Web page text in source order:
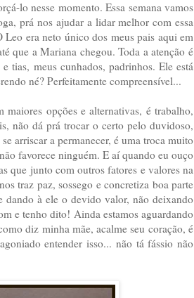
lo nesse momento. Essa semana vamos
prá nos ajudar a lidar melhor com essa
era neto único dos meus pais aqui em
que a Mariana chegou. Toda a atenção é
tias, meus cunhados, padrinhos. Ele está
né? Perfeitamente compreensível...
opções e alternativas, é trabalho,
não dá prá trocar o certo pelo duvidoso,
arriscar a permanecer, é uma troca muito
favorece ninguém. E aí quando eu ouço
que junto com outros fatores e valores na
traz paz, sossego e concretiza boa parte
dando à ele o devido valor, não deixando
e tenho dito! Ainda estamos aguardando
diz minha mãe, acalme seu coração, é
entender isso... não tá fássio não